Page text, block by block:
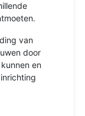
van
door
en